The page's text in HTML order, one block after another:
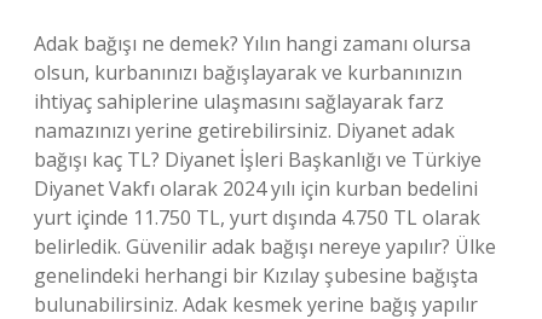
Adak bağışı ne demek? Yılın hangi zamanı olursa
olsun, kurbanınızı bağışlayarak ve kurbanınızın
ihtiyaç sahiplerine ulaşmasını sağlayarak farz
namazınızı yerine getirebilirsiniz. Diyanet adak
bağışı kaç TL? Diyanet İşleri Başkanlığı ve Türkiye
Diyanet Vakfı olarak 2024 yılı için kurban bedelini
yurt içinde 11.750 TL, yurt dışında 4.750 TL olarak
belirledik. Güvenilir adak bağışı nereye yapılır? Ülke
genelindeki herhangi bir Kızılay şubesine bağışta
bulunabilirsiniz. Adak kesmek yerine bağış yapılır